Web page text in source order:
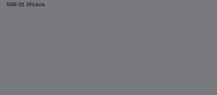
586 01 Jihlava